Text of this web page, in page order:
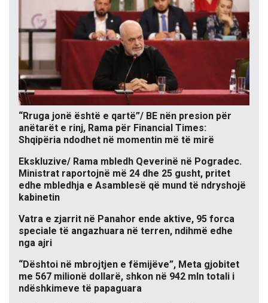
“Rruga jonë është e qartë”/ BE nën presion për
anëtarët e rinj, Rama për Financial Times:
Shqipëria ndodhet në momentin më të mirë
Ekskluzive/ Rama mbledh Qeverinë në Pogradec.
Ministrat raportojnë më 24 dhe 25 gusht, pritet
edhe mbledhja e Asamblesë që mund të ndryshojë
kabinetin
Vatra e zjarrit në Panahor ende aktive, 95 forca
speciale të angazhuara në terren, ndihmë edhe
nga ajri
“Dështoi në mbrojtjen e fëmijëve”, Meta gjobitet
me 567 milionë dollarë, shkon në 942 mln totali i
ndëshkimeve të papaguara